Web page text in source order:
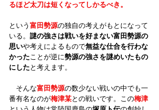
るほど太刀は短くなってしかるべき。
という富田勢源の独自の考えがもとになって
いる。 謎の強さは戦いを好まない富田勢源の
思いや考えによるもので無益な仕合を行わな
かったことが逆に勢源の強さを謎めいたもの
にしたと考えます。
そんな富田勢源の数少ない戦いの中でも一
番有名なのが梅津某との戦いです。この梅津